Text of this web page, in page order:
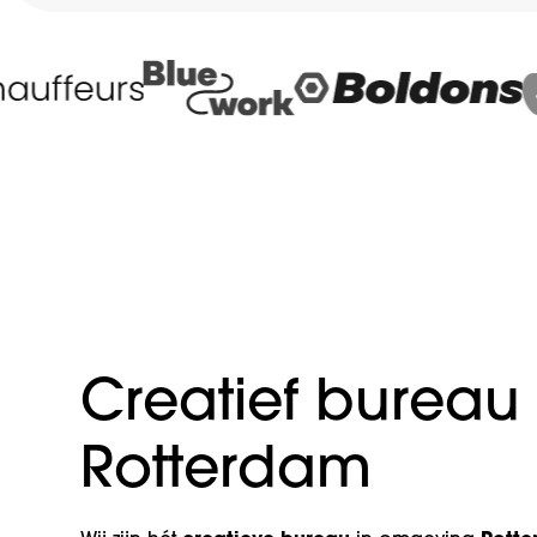
Creatief bureau
Rotterdam